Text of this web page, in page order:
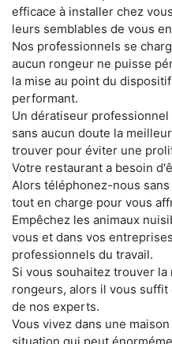
efficace à installer chez
leurs semblables de vous
Nos professionnels se
aucun rongeur ne puisse
la mise au point du
performant.
Un dératiseur
sans aucun doute la
trouver pour éviter une
Votre restaurant a besoin
Alors téléphonez-nous
tout en charge pour vous
Empêchez les animaux
vous et dans vos
professionnels du travail.
Si vous souhaitez trouver
rongeurs, alors il vous
de nos experts.
Vous vivez dans une
situation qui peut